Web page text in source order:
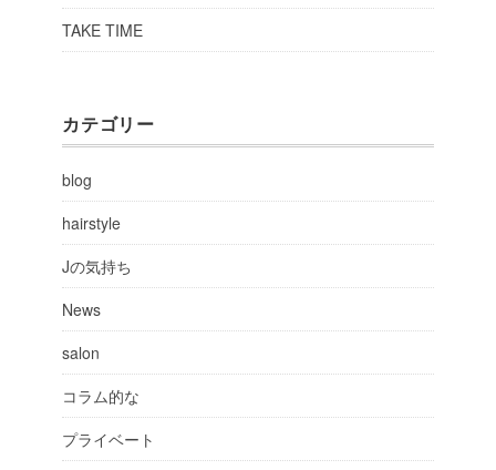
TAKE TIME
カテゴリー
blog
hairstyle
Jの気持ち
News
salon
コラム的な
プライベート